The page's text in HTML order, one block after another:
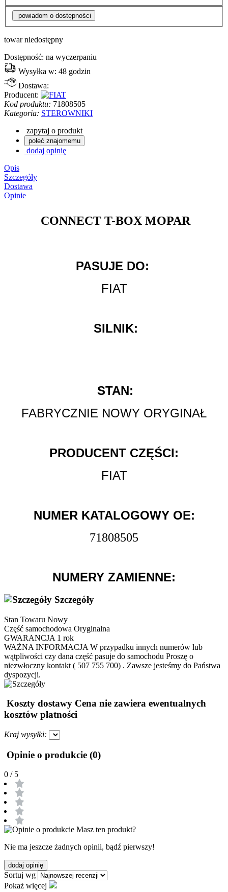
powiadom o dostępności
towar niedostępny
Dostępność: na wyczerpaniu
Wysyłka w: 48 godzin
Dostawa:
Producent:
Kod produktu: 71808505
Kategoria: STEROWNIKI
zapytaj o produkt
poleć znajomemu
dodaj opinię
Opis
Szczegóły
Dostawa
Opinie
CONNECT T-BOX MOPAR
PASUJE DO:
FIAT
SILNIK:
STAN:
FABRYCZNIE NOWY ORYGINAŁ
PRODUCENT CZĘŚCI:
FIAT
NUMER KATALOGOWY OE:
71808505
NUMERY ZAMIENNE:
Szczegóły
Stan Towaru Nowy
Część samochodowa Oryginalna
GWARANCJA 1 rok
WAŻNA INFORMACJA W przypadku innych numerów lub
wątpliwości czy dana część pasuje do samochodu Proszę o
niezwłoczny kontakt ( 507 755 700) . Zawsze jesteśmy do Państwa
dyspozycji.
Koszty dostawy Cena nie zawiera ewentualnych
kosztów płatności
Kraj wysyłki:
Opinie o produkcie (0)
0 / 5
Masz ten produkt?
Nie ma jeszcze żadnych opinii, bądź pierwszy!
dodaj opinię
Sortuj wg
Pokaż więcej